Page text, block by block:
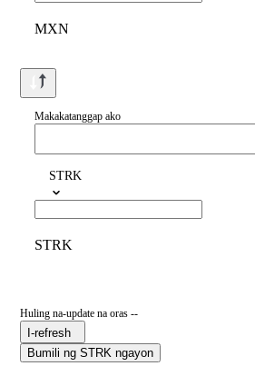
MXN
Makakatanggap ako
STRK
STRK
Huling na-update na oras --
I-refresh
Bumili ng STRK ngayon